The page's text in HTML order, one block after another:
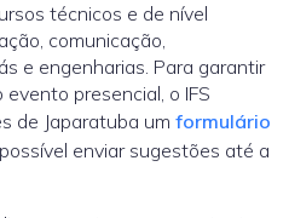
técnicos e de nível
comunicação,
e engenharias. Para garantir
presencial, o IFS
de Japaratuba um formulário
enviar sugestões até a